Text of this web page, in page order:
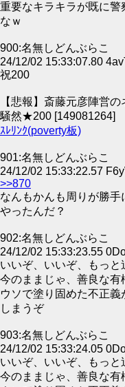
重要なキラキラが既に
なｗ
900:名無しどんぶらこ
24/12/02 15:33:07.80
祝200
【悲報】斎藤元彦陣営
騒然★200 [149081264]
ｽﾚﾘﾝｸ(poverty板)
901:名無しどんぶらこ
24/12/02 15:33:22.57
>>870
なんもかんも周りが勝
やったんだ？
902:名無しどんぶらこ
24/12/02 15:33:23.55
いいぞ、いいぞ、もっ
今のままじゃ、善良な
ウソで塗り固めた不正
しまうぞ
903:名無しどんぶらこ
24/12/02 15:33:24.05
いいぞ、いいぞ、もっ
今のままじゃ、善良な